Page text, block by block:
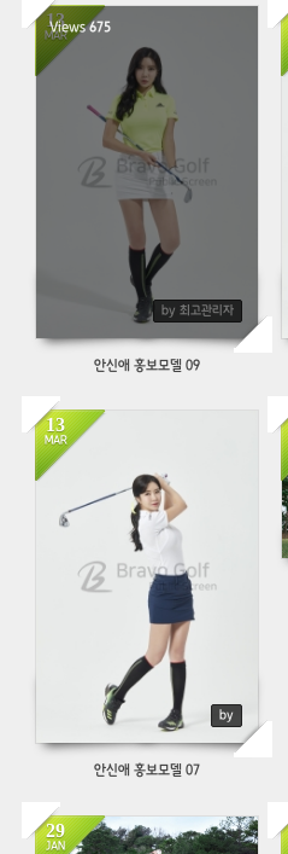
13
MAR
by 최고관리자
Views675
안신애 홍보모델 09
13
MAR
by
803
안신애 홍보모델 07
29
JAN
679